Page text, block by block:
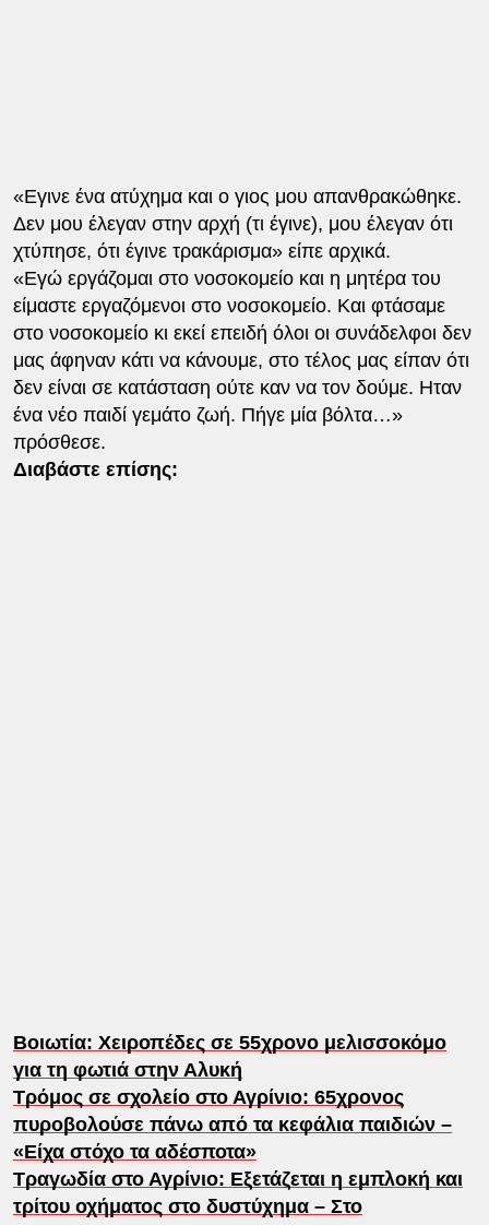
«Εγινε ένα ατύχημα και ο γιος μου απανθρακώθηκε.
Δεν μου έλεγαν στην αρχή (τι έγινε), μου έλεγαν ότι
χτύπησε, ότι έγινε τρακάρισμα» είπε αρχικά.
«Εγώ εργάζομαι στο νοσοκομείο και η μητέρα του
είμαστε εργαζόμενοι στο νοσοκομείο. Και φτάσαμε
στο νοσοκομείο κι εκεί επειδή όλοι οι συνάδελφοι δεν
μας άφηναν κάτι να κάνουμε, στο τέλος μας είπαν ότι
δεν είναι σε κατάσταση ούτε καν να τον δούμε. Ηταν
ένα νέο παιδί γεμάτο ζωή. Πήγε μία βόλτα…»
πρόσθεσε.
Διαβάστε επίσης:
Βοιωτία: Χειροπέδες σε 55χρονο μελισσοκόμο
για τη φωτιά στην Αλυκή
Τρόμος σε σχολείο στο Αγρίνιο: 65χρονος
πυροβολούσε πάνω από τα κεφάλια παιδιών –
«Είχα στόχο τα αδέσποτα»
Τραγωδία στο Αγρίνιο: Εξετάζεται η εμπλοκή και
τρίτου οχήματος στο δυστύχημα – Στο